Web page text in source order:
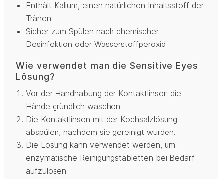
Enthält Kalium, einen natürlichen Inhaltsstoff der
Tränen
Sicher zum Spülen nach chemischer
Desinfektion oder Wasserstoffperoxid
Wie verwendet man die Sensitive Eyes
Lösung?
Vor der Handhabung der Kontaktlinsen die
Hände gründlich waschen.
Die Kontaktlinsen mit der Kochsalzlösung
abspülen, nachdem sie gereinigt wurden.
Die Lösung kann verwendet werden, um
enzymatische Reinigungstabletten bei Bedarf
aufzulösen.